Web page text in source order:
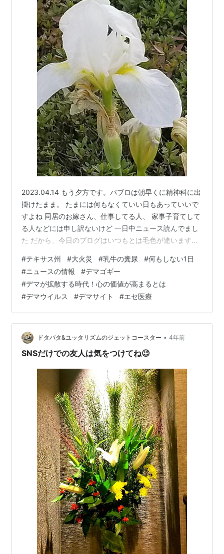
2023.04.14 もう夕方です。パブロは朝早くに精神科に出
掛けたまま。 たまには何もなくていい日もあっていいで
すよね 同居のお嫁さん、仕事してる人、 家事子育てして
る人などには申し訳ないけど 一日中ニュース読んでまし
た だから、今日のブログはいつもとは毛色が違います。
の一時停止 ↑機能の停止の文字をクリックしてくださ
い。 最初はYahooニュースで見たのだけど、 いくらアメ
リカはテキサス州 と言っても、 18000頭とは凄すぎです
英語圏の人さえ「1800頭じゃあないの」と聞き直すほ
ど。 他のニュースでは乳牛だったようで、 飼育に関わ
っ…
#テキサス州 #大火災 #乳牛の糞尿 #何もしない1日
#ニュースの情報 #デマゴギー
#デマが拡散する時代！心の価値が高まるとは
#デマウイルス #デマサイト #エセ医療
ドタバタ&ユッタリズムのジェットコースター • 4年前
SNSだけでの友人は気をつけてね😉